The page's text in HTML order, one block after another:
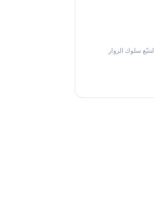
تكامل Google Analytics 4 لتتبّع سلوك الزوار